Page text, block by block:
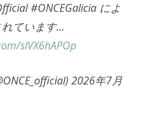
#ONCEGalicia によ
ています…
slVX6hAPOp
2026年7月